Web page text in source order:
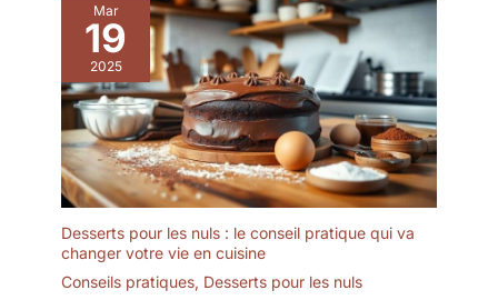
Mar
19
2025
Desserts pour les nuls : le conseil pratique qui va
changer votre vie en cuisine
Conseils pratiques, Desserts pour les nuls